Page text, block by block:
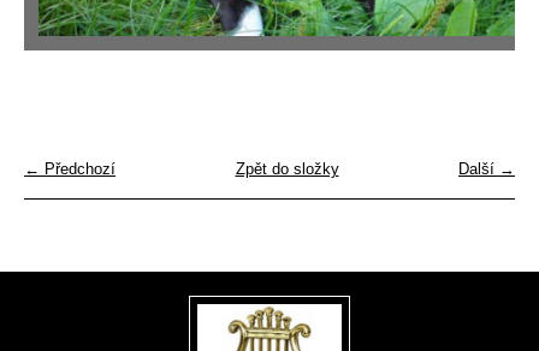
← Předchozí Další →
Zpět do složky